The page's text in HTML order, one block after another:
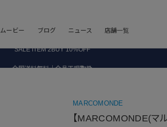
ムービー ブログ ニュース 店舗一覧
MARCOMONDE
【MARCOMONDE(マ